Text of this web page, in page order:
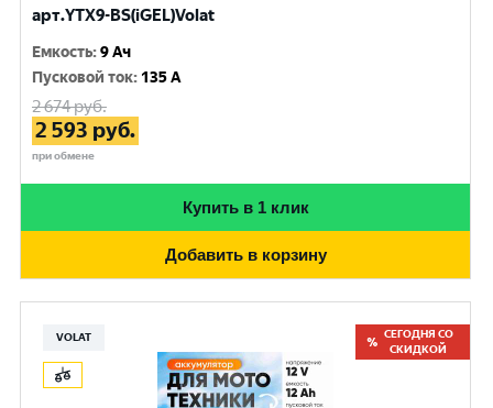
арт.YTX9-BS(iGEL)Volat
Емкость:9 Ач
Пусковой ток: 135 A
2 674руб.
2 593 руб.
при обмене
Купить в 1 клик
Добавить в корзину
VOLAT
СЕГОДНЯ СО
СКИДКОЙ